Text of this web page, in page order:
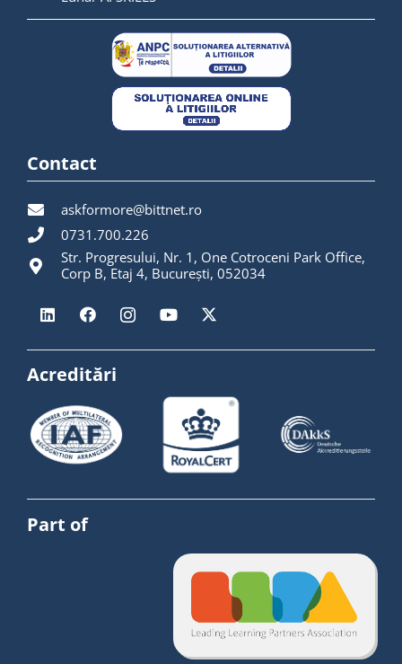
Contact
askformore@bittnet.ro
0731.700.226
Str. Progresului, Nr. 1, One Cotroceni Park Office,
Corp B, Etaj 4, București, 052034
Acreditări
Part of